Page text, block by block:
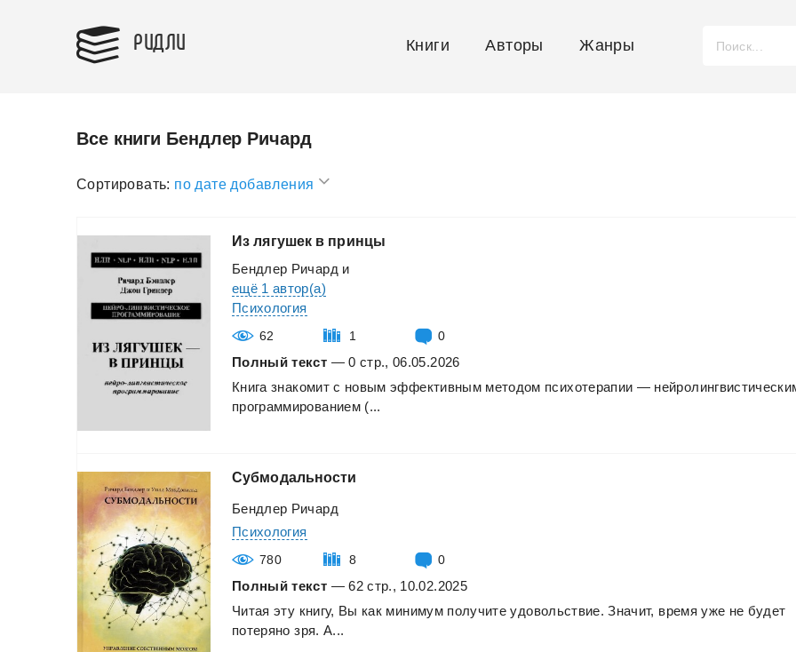
РИДЛИ Книги Авторы Жанры
Все книги Бендлер Ричард
Сортировать: по дате добавления
Из лягушек в принцы
Бендлер Ричард и
ещё 1 автор(а)
Психология
62 1 0
Полный текст — 0 стр., 06.05.2026
Книга знакомит с новым эффективным методом психотерапии —
программированием (...
Субмодальности
Бендлер Ричард
Психология
780 8 0
Полный текст — 62 стр., 10.02.2025
Читая эту книгу, Вы как минимум получите удовольствие. Значит, время уже не будет
потеряно зря. А...